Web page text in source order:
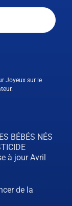
Joyeux sur le
BÉBÉS NÉS
à jour Avril
de la